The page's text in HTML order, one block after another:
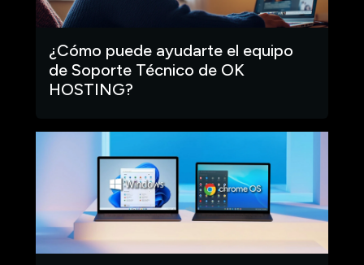
¿Cómo puede ayudarte el equipo
de Soporte Técnico de OK
HOSTING?